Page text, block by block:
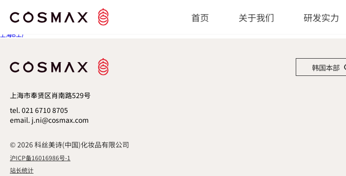
首页 关于我们 研发实力
文章导航
上海B工厂
上海市奉贤区肖南路529号
tel. 021 6710 8705
email. j.ni@cosmax.com
© 2026 科丝美诗(中国)化妆品有限公司
沪ICP备16016986号-1
站长统计